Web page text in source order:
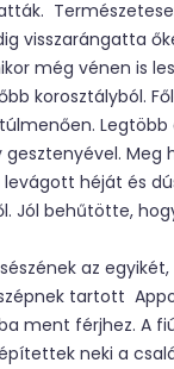
visszarángatta
még vénen is
korosztályból.
Meg
héját és
behűtötte,
az
tartott
ment férjhez. A
neki a